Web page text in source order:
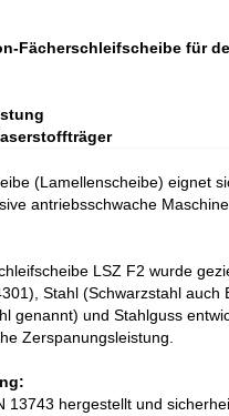
Fächerschleifscheibe für
(Lamellenscheibe) eignet
antriebsschwache
LSZ F2 wurde
Stahl (Schwarzstahl auch
genannt) und Stahlguss
Zerspanungsleistung.
13743 hergestellt und